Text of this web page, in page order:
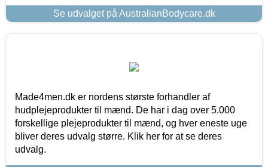
Se udvalget på AustralianBodycare.dk
Made4men.dk er nordens største forhandler af
hudplejeprodukter til mænd. De har i dag over 5.000
forskellige plejeprodukter til mænd, og hver eneste uge
bliver deres udvalg større. Klik her for at se deres
udvalg.